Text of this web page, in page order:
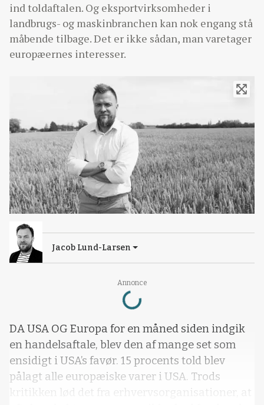
Annonce
Loading...
ind toldaftalen. Og eksportvirksomheder i
landbrugs- og maskinbranchen kan nok engang stå
måbende tilbage. Det er ikke sådan, man varetager
europæernes interesser.
Jacob Lund-Larsen
DA USA OG Europa for en måned siden indgik
en handelsaftale, blev den af mange set som
ensidigt i USA’s favør. 15 procents told blev
pålagt alle europæiske varer i USA. Trods
kritikken lød det fra erhvervsorganisationer, at